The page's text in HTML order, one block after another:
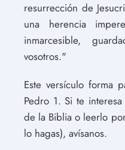
resurrección de
una herencia
inmarcesible,
vosotros."
Este versículo forma
Pedro 1. Si te
de la Biblia o leerlo
lo hagas), avísanos.